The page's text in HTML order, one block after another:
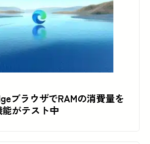
ブラウザでRAMの消費量を
がテスト中